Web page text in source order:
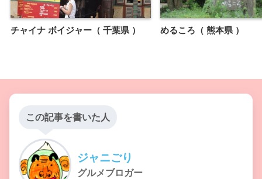
チャイナ ボイジャー（ 千葉県 ） めるころ（ 熊本県 ）
この記事を書いた人
ジャニごり
グルメブロガー